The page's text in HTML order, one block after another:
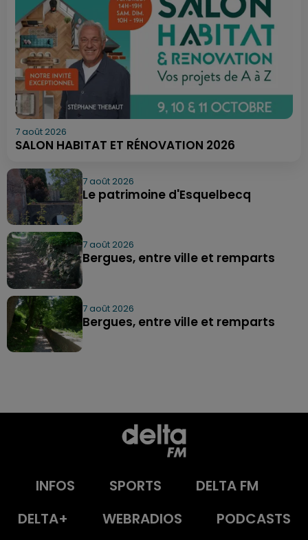
7 août 2026
SALON HABITAT ET RÉNOVATION 2026
7 août 2026
Le patrimoine d'Esquelbecq
7 août 2026
Bergues, entre ville et remparts
7 août 2026
Bergues, entre ville et remparts
INFOS SPORTS
DELTA FM
DELTA+
WEBRADIOS PODCASTS